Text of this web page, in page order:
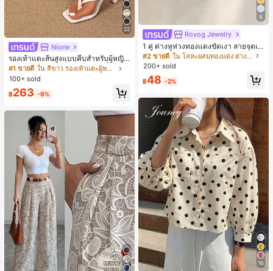
22
Nione
รองเท้าแตะส้นสูงแบบคีบสำหรับผู้หญิง
สไตล์คลาสสิก สีบล็อก สไตล์แฟรี่ฤดูร้อ
น ส้นเข็ม รองเท้าแตะแบบคีบ รองเท้าแ
ตะชายหาดแฟชั่นสายไขว้ รองเท้าผู้ห
ญิง สำหรับออฟฟิศ บ้าน กลางแจ้ง ดีไซ
น์หัวเหลี่ยม ชิคและหรูหรา สำหรับเดทไ
นท์
#1 ขายดี
ใน สีขาว รองเท้าแตะผู้หญิง
100+ sold
฿263 -9%
9
Rovog Jewelry
1 คู่ ต่างหูห่วงทองแดงขัดเงา ลายจุดเร
ขาคณิตสไตล์มินิมอล เหมาะสำหรับสว
มใส่ประจำวันแบบสบายๆ สำหรับผู้หญิง
#2 ขายดี
ใน โลหะผสมทองแดง ต่างหูผู้หญิง
200+ sold
฿48 -2%
16